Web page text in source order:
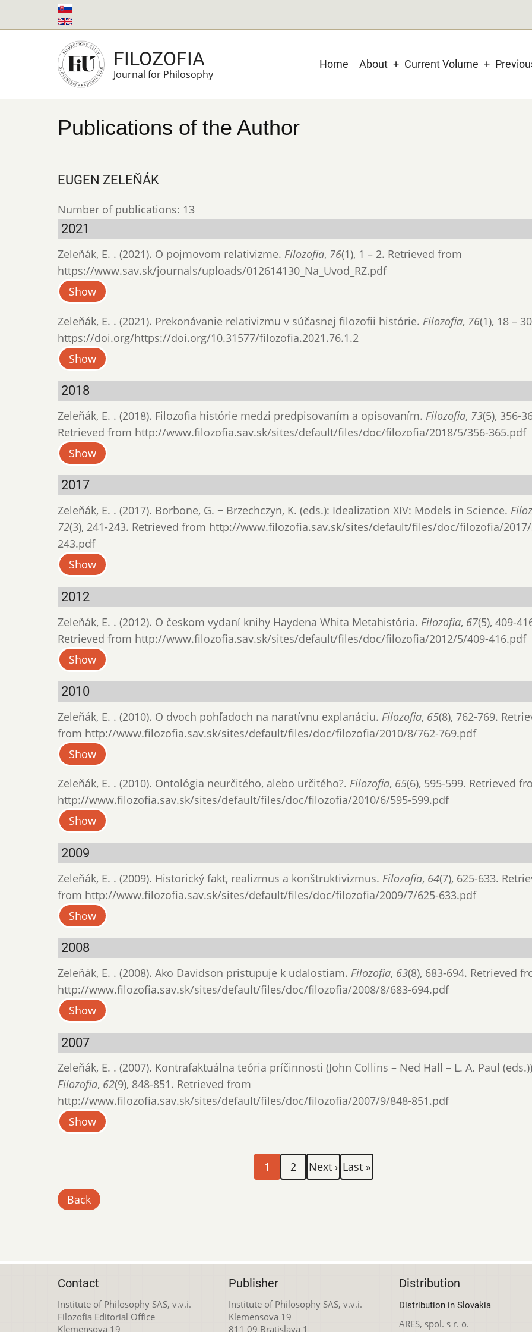
to
FILOZOFIA
Journal for Philosophy
Main
Home About Current Volume
Publications of the Author
EUGEN ZELEŇÁK
Number of publications: 13
2021
Zeleňák, E. . (2021). O pojmovom relativizme. Filozofia, 76(1), 1 – 2. Retrieved from
https://www.sav.sk/journals/uploads/012614130_Na_Uvod_RZ.pdf
Show
Zeleňák, E. . (2021). Prekonávanie relativizmu v súčasnej filozofii histórie. Filozofia, 76(1), 18 –
https://doi.org/https://doi.org/10.31577/filozofia.2021.76.1.2
Show
2018
Zeleňák, E. . (2018). Filozofia histórie medzi predpisovaním a opisovaním. Filozofia, 73(5), 356-
Retrieved from http://www.filozofia.sav.sk/sites/default/files/doc/filozofia/2018/5/356-365.pdf
Show
2017
Zeleňák, E. . (2017). Borbone, G. − Brzechczyn, K. (eds.): Idealization XIV: Models in Science.
72(3), 241-243. Retrieved from http://www.filozofia.sav.sk/sites/default/files/doc/filozofia/
243.pdf
Show
2012
Zeleňák, E. . (2012). O českom vydaní knihy Haydena Whita Metahistória. Filozofia, 67(5), 409-
Retrieved from http://www.filozofia.sav.sk/sites/default/files/doc/filozofia/2012/5/409-416.pdf
Show
2010
Zeleňák, E. . (2010). O dvoch pohľadoch na naratívnu explanáciu. Filozofia, 65(8), 762-769.
from http://www.filozofia.sav.sk/sites/default/files/doc/filozofia/2010/8/762-769.pdf
Show
Zeleňák, E. . (2010). Ontológia neurčitého, alebo určitého?. Filozofia, 65(6), 595-599. Retrieved
http://www.filozofia.sav.sk/sites/default/files/doc/filozofia/2010/6/595-599.pdf
Show
2009
Zeleňák, E. . (2009). Historický fakt, realizmus a konštruktivizmus. Filozofia, 64(7), 625-633.
from http://www.filozofia.sav.sk/sites/default/files/doc/filozofia/2009/7/625-633.pdf
Show
2008
Zeleňák, E. . (2008). Ako Davidson pristupuje k udalostiam. Filozofia, 63(8), 683-694. Retrieved
http://www.filozofia.sav.sk/sites/default/files/doc/filozofia/2008/8/683-694.pdf
Show
2007
Zeleňák, E. . (2007). Kontrafaktuálna teória príčinnosti (John Collins – Ned Hall – L. A. Paul
Filozofia, 62(9), 848-851. Retrieved from
http://www.filozofia.sav.sk/sites/default/files/doc/filozofia/2007/9/848-851.pdf
Show
Current
page
1 Page
2
Next
page
Next › Last
page
Last »
Back
Contact
Institute of Philosophy SAS, v.v.i.
Filozofia Editorial Office
Klemensova 19
Publisher
Institute of Philosophy SAS, v.v.i.
Klemensova 19
811 09 Bratislava 1
Distribution
Distribution in Slovakia
ARES, spol. s r. o.